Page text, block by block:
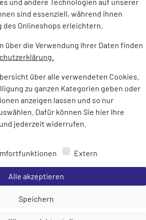
sind essenziell, während ihnen
Onlineshops erleichtern.
über die Verwendung Ihrer Daten finden
über alle verwendeten Cookies.
zu ganzen Kategorien geben oder
anzeigen lassen und so nur
Dafür können Sie hier Ihre
jederzeit widerrufen.
Extern
Einstellungen speichern für die Gruppe
Alle akzeptieren
Einstellungen speichern für die
Speichern
Fidlock
Schutzhülle Dry Bag - Medi
24,95 €
Fidlock
17,95 €